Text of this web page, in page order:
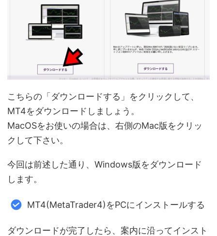
こちらの「ダウンロードする」をクリックして、
MT4をダウンロードしましょう。
MacOSをお使いの場合は、右側のMac版をクリッ
クして下さい。
今回は前述した通り、Windows版をダウンロード
します。
MT4(MetaTrader4)をPCにインストールする
ダウンロードが完了したら、案内に沿ってインスト